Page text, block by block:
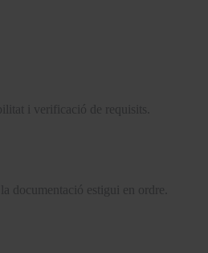
i verificació de requisits.
documentació estigui en ordre.